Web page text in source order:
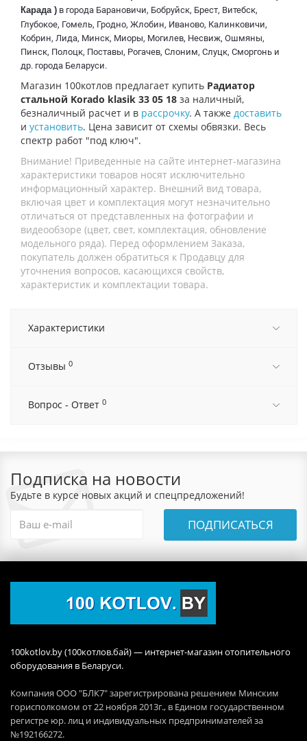
Карада ) в города Барановичи, Бобруйск, Брест, Витебск,
Глубокое, Гомель, Гродно, Жлобин, Иваново, Калинковичи,
Кобрин, Лида, Минск, Миоры, Могилев, Несвиж, Ошмяны,
Пинск, Полоцк, Поставы, Рогачев, Слоним, Слуцк, Сморгонь и
др. города Беларуси.
Магазин 100котлов предлагает купить Радиатор
стальной Korado klasik 33 05 18 за наличный,
безналичный расчет и в рассрочку. А также доставить
и установить. Цена зависит от схемы обвязки. Весь
спектр работ "под ключ".
Внимание! Приведенные на сайте интернет-магазина
характеристики товаров носят исключительно
информационный характер. Внешний вид товара,
включая цвет и комплектация могут незначительно
отличаться от представленных на фотографии и
видеообзоре (цвет, свет, комплектация, обновление
модельного ряда). Перед оформлением Заказа,
покупатель должен обратиться к Продавцу для
уточнения вопросов, касающихся свойств,
характеристик и комплектации товара.
Характеристики
Отзывы 0
Вопрос - Ответ 0
Подписка на новости
Будьте в курсе новых акций и спецпредложений!
ПОДПИСАТЬСЯ
100kotlov.by (100котлов.бай) — интернет-магазин отопительного
оборудования в Беларуси.
Компания ООО "БЛК7" зарегистрирована решением Минским
горисполкомом от 22 ноября 2013г., в Едином государственном
регистре юр. лиц и индивидуальных предпринимателей за
№192166272.